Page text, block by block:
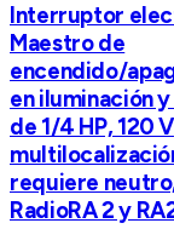
Interruptor
Maestro de
encendido/
en iluminación
de 1/4 HP, 120
requiere
RadioRA 2 y